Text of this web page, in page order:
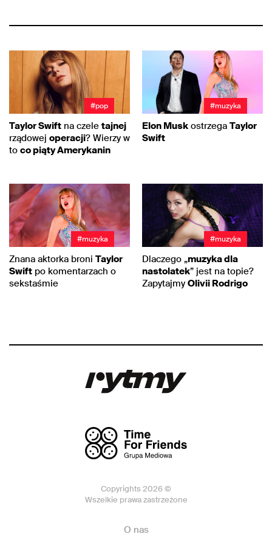
#pop
Taylor Swift na czele tajnej
rządowej operacji? Wierzy w
to co piąty Amerykanin
#muzyka
Elon Musk ostrzega Taylor
Swift
#muzyka
Znana aktorka broni Taylor
Swift po komentarzach o
sekstaśmie
#muzyka
Dlaczego „muzyka dla
nastolatek” jest na topie?
Zapytajmy Olivii Rodrigo
Copyrights 2026 ©
Wszelkie prawa zastrzeżone
O nas